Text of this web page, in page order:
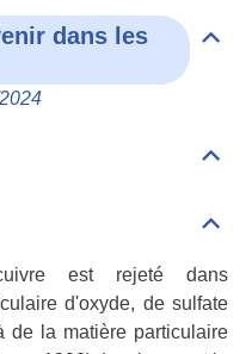
dans les
les
est rejeté dans
d'oxyde, de sulfate
de la matière particulaire